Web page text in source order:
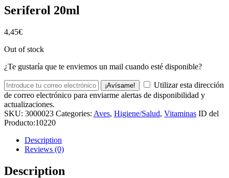
Seriferol 20ml
4,45€
Out of stock
¿Te gustaría que te enviemos un mail cuando esté disponible?
¡Avísame!
Utilizar esta dirección
de correo electrónico para enviarme alertas de disponibilidad y
actualizaciones.
SKU: 3000023 Categories: Aves, Higiene/Salud, Vitaminas ID del
Producto:10220
Description
Reviews (0)
Description